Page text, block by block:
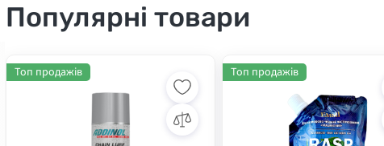
Популярні товари
Топ продажів Топ продажів